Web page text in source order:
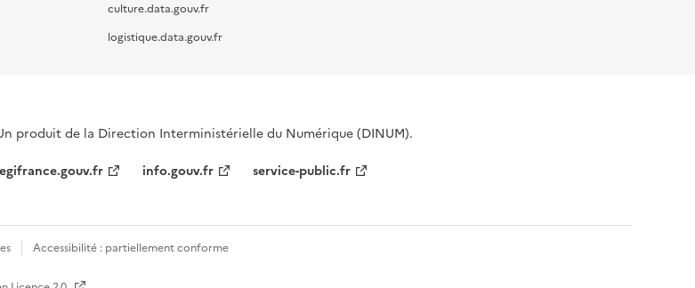
culture.data.gouv.fr
logistique.data.gouv.fr
produit de la Direction Interministérielle du Numérique (DINUM).
info.gouv.fr service-public.fr
Accessibilité : partiellement conforme